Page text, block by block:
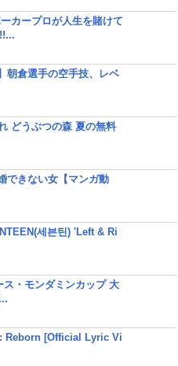
カープロが人生を賭けて
朝倉選手の空手技、レベ
どうぶつの森 夏の無料
できない女【マンガ動
세븐틴) 'Left & Ri
ス・モンダミンカップ 大
Reborn [Official Lyric Vi